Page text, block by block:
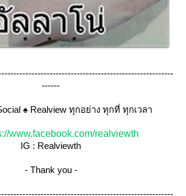
------
♠ Realview ทุกอย่าง ทุกที่ ทุกเวลา
www.facebook.com/realviewth
IG : Realviewth
- Thank you-